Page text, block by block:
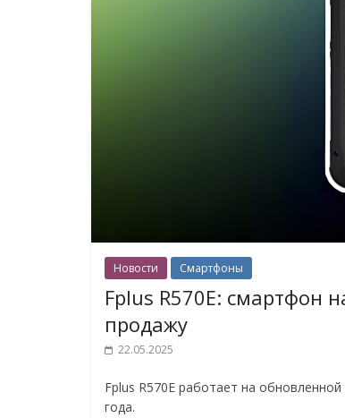
Новости Смартфоны
Fplus R570E: смартфон
продажу
22.05.2025
Fplus R570E работает на
года.